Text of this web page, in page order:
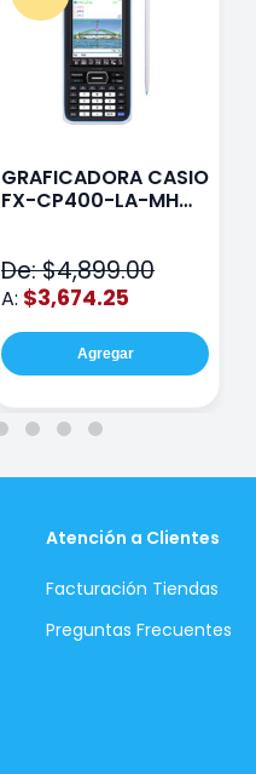
GRAFICADORA CASIO
FX-CP400-LA-MH
De: $4,899.00
A: $3,674.25
Agregar
Atención a Clientes
Facturación Tiendas
Preguntas Frecuentes